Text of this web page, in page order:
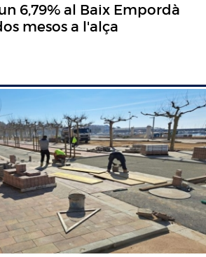
6,79% al Baix Empordà
mesos a l'alça